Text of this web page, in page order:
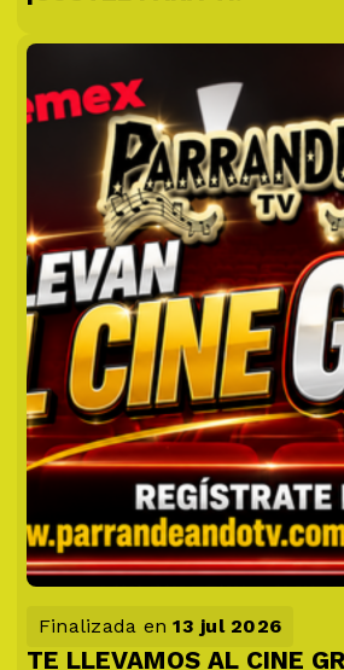
Finalizada en13 jul 2026
TE LLEVAMOS AL CINE